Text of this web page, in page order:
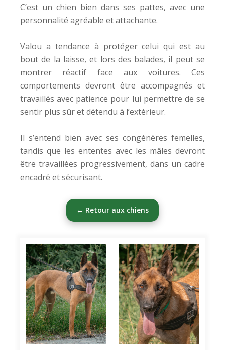
C’est un chien bien dans ses pattes, avec une
personnalité agréable et attachante.
Valou a tendance à protéger celui qui est au
bout de la laisse, et lors des balades, il peut se
montrer réactif face aux voitures. Ces
comportements devront être accompagnés et
travaillés avec patience pour lui permettre de se
sentir plus sûr et détendu à l’extérieur.
Il s’entend bien avec ses congénères femelles,
tandis que les ententes avec les mâles devront
être travaillées progressivement, dans un cadre
encadré et sécurisant.
← Retour aux chiens